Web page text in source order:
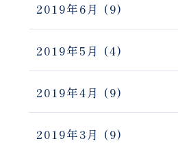
2019年6月 (9)
2019年5月 (4)
2019年4月 (9)
2019年3月 (9)